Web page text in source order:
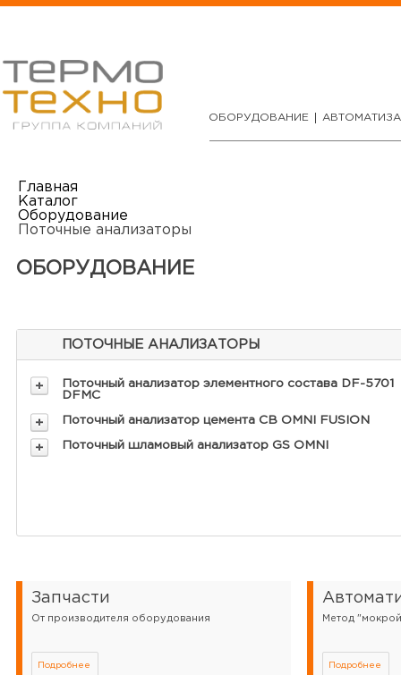
ОБОРУДОВАНИЕ
Главная
Каталог
Оборудование
Поточные анализаторы
ОБОРУДОВАНИЕ
ПОТОЧНЫЕ АНАЛИЗАТОРЫ
Поточный анализатор элементного состава DF-5701
DFMC
Поточный анализатор цемента CB OMNI FUSION
Поточный шламовый анализатор GS OMNI
Запчасти
От производителя оборудования
Подробнее
Метод
Подробнее